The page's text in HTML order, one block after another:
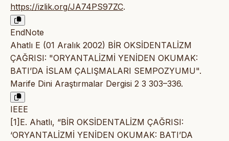
https://izlik.org/JA74PS97ZC.
EndNote
Ahatlı E (01 Aralık 2002) BİR OKSİDENTALİZM
ÇAĞRISI: "ORYANTALİZMİ YENİDEN OKUMAK:
BATI’DA İSLAM ÇALIŞMALARI SEMPOZYUMU".
Marife Dini Araştırmalar Dergisi 2 3 303–336.
IEEE
[1]E. Ahatlı, “BİR OKSİDENTALİZM ÇAĞRISI:
‘ORYANTALİZMİ YENİDEN OKUMAK: BATI’DA